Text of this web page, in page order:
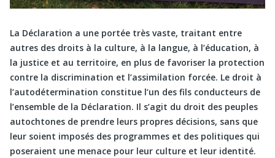
La Déclaration a une portée très vaste, traitant entre
autres des droits à la culture, à la langue, à l’éducation, à
la justice et au territoire, en plus de favoriser la protection
contre la discrimination et l’assimilation forcée. Le droit à
l’autodétermination constitue l’un des fils conducteurs de
l’ensemble de la Déclaration. Il s’agit du droit des peuples
autochtones de prendre leurs propres décisions, sans que
leur soient imposés des programmes et des politiques qui
poseraient une menace pour leur culture et leur identité.